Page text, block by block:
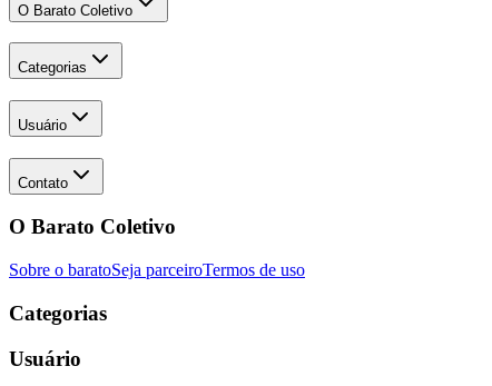
O Barato Coletivo
Categorias
Usuário
Contato
O Barato Coletivo
Sobre o baratoSeja parceiroTermos de uso
Categorias
Usuário